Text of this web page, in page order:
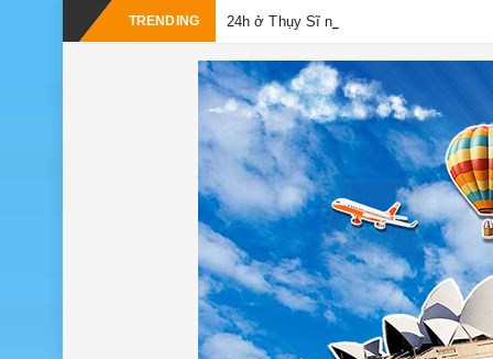
TRENDING 24h ở Thụy Sĩ nên đi đâu, chơi gì?